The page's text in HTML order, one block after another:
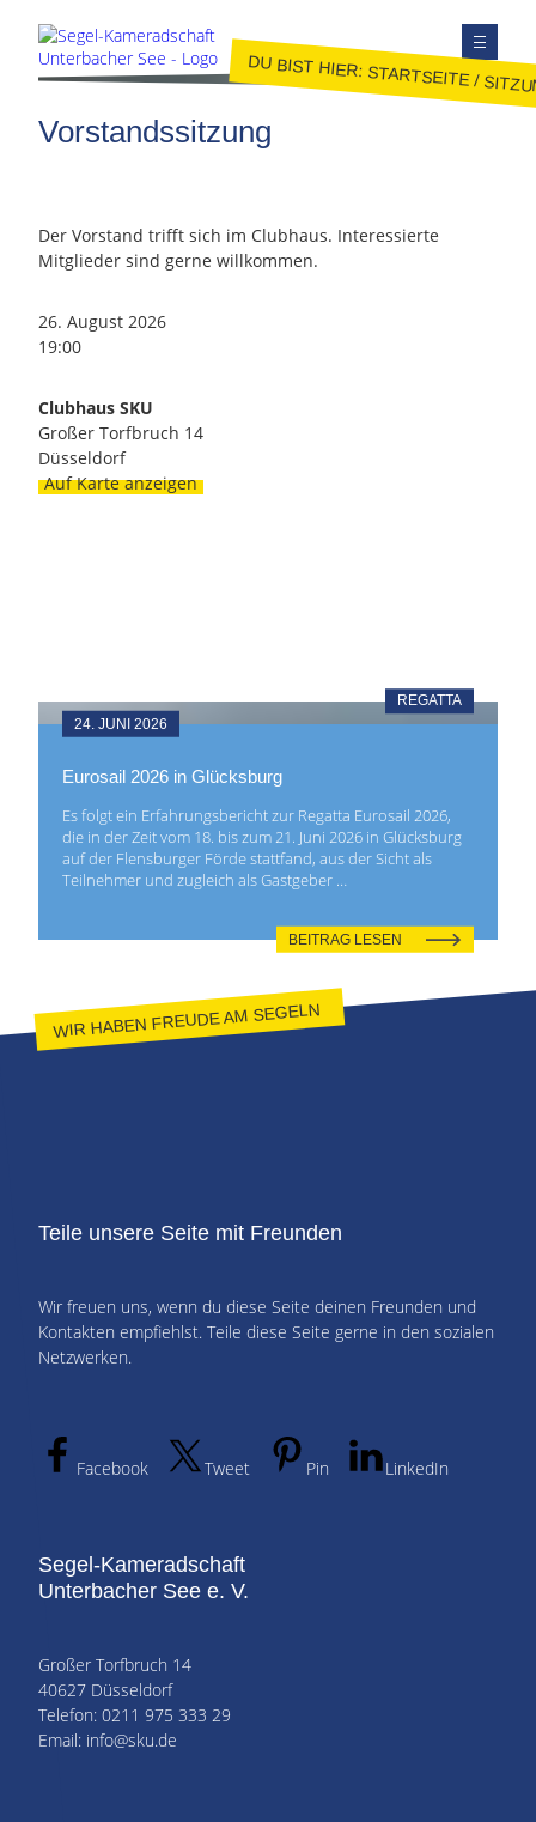
JOLLENSEGELN
FAHRTENSEGELN
KONTAKT
FACEBOOK
INSTAGRAM
DU BIST HIER:STARTSEITE/
Vorstandssitzung
Der Vorstand trifft sich im Clubhaus. Interessierte
Mitglieder sind gerne willkommen.
26. August 2026
19:00
Clubhaus SKU
Großer Torfbruch 14
Düsseldorf
Auf Karte anzeigen
REGATTA
24. JUNI 2026
Eurosail 2026 in Glücksburg
Es folgt ein Erfahrungsbericht zur Regatta Eurosail 2026,
die in der Zeit vom 18. bis zum 21. Juni 2026 in Glücksburg
auf der Flensburger Förde stattfand, aus der Sicht als
Teilnehmer und zugleich als Gastgeber …
BEITRAG LESEN
WIR HABEN FREUDE AM SEGELN
Teile unsere Seite mit Freunden
Wir freuen uns, wenn du diese Seite deinen Freunden und
Kontakten empfiehlst. Teile diese Seite gerne in den sozialen
Netzwerken.
Facebook Tweet Pin LinkedIn
Segel-Kameradschaft
Unterbacher See e. V.
Großer Torfbruch 14
40627 Düsseldorf
Telefon: 0211 975 333 29
Email: info@sku.de